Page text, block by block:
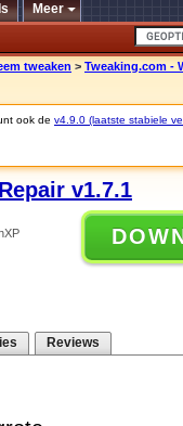
Meer
tweaken > Tweaking.com -
ook de v4.9.0 (laatste stabiele
v1.7.1
Reviews